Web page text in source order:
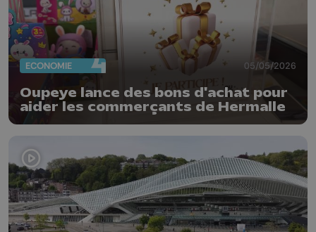
ECONOMIE 05/05/2026
Oupeye lance des bons d'achat pour
aider les commerçants de Hermalle